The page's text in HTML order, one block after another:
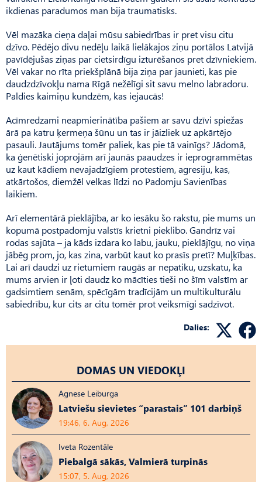
ikdienas paradumos man bija traumatisks.
Vēl mazāka cieņa daļai mūsu sabiedrības ir pret visu citu
dzīvo. Pēdējo divu nedēļu laikā lielākajos ziņu portālos Latvijā
pavīdējušas ziņas par cietsirdīgu izturēšanos pret dzīvniekiem.
Vēl vakar no rīta priekšplānā bija ziņa par jaunieti, kas pie
daudzdzīvokļu nama Rīgā nežēlīgi sit savu melno labradoru.
Paldies kaimiņu kundzēm, kas iejaucās!
Acīmredzami neapmierinātība pašiem ar savu dzīvi spiežas
ārā pa katru ķermeņa šūnu un tas ir jāizliek uz apkārtējo
pasauli. Jautājums tomēr paliek, kas pie tā vainīgs? Jādomā,
ka ģenētiski joprojām arī jaunās paaudzes ir ieprogrammētas
uz kaut kādiem nevajadzīgiem protestiem, agresiju, kas,
atkārtošos, diemžēl velkas līdzi no Padomju Savienības
laikiem.
Arī elementārā pieklājība, ar ko iesāku šo rakstu, pie mums un
kopumā postpadomju valstīs krietni pieklibo. Gandrīz vai
rodas sajūta – ja kāds izdara ko labu, jauku, pieklājīgu, no viņa
jābēg prom, jo, kas zina, varbūt kaut ko prasīs pretī? Muļķības.
Lai arī daudzi uz rietumiem raugās ar nepatiku, uzskatu, ka
mums arvien ir ļoti daudz ko mācīties tieši no šīm valstīm ar
gadsimtiem senām, spēcīgām tradīcijām un multikulturālu
sabiedrību, kur cits ar citu tomēr prot veiksmīgi sadzīvot.
Dalies:
DOMAS UN VIEDOKĻI
Agnese Leiburga
Latviešu sievietes “parastais” 101 darbiņš
19:46, 6. Aug, 2026
Iveta Rozentāle
Piebalgā sākās, Valmierā turpinās
15:07, 5. Aug, 2026